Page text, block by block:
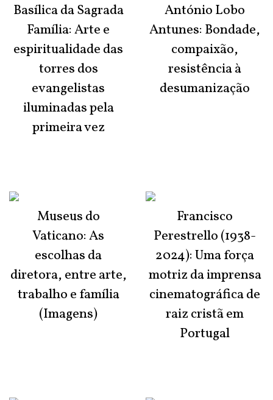
Basílica da Sagrada
Família: Arte e
espiritualidade das
torres dos
evangelistas
iluminadas pela
primeira vez
Museus do
Vaticano: As
escolhas da
diretora, entre arte,
trabalho e família
(Imagens)
António Lobo
Antunes: Bondade,
compaixão,
resistência à
desumanização
Francisco
Perestrello (1938-
2024): Uma força
motriz da imprensa
cinematográfica de
raiz cristã em
Portugal